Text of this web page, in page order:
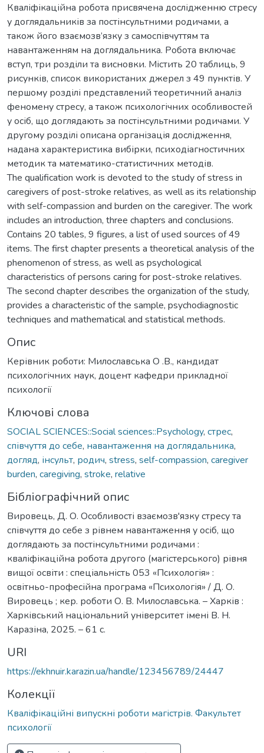
Кваліфікаційна робота присвячена дослідженню стресу
у доглядальників за постінсультними родичами, а
також його взаємозв’язку з самоспівчуттям та
навантаженням на доглядальника. Робота включає
вступ, три розділи та висновки. Містить 20 таблиць, 9
рисунків, список використаних джерел з 49 пунктів. У
першому розділі представлений теоретичний аналіз
феномену стресу, а також психологічних особливостей
у осіб, що доглядають за постінсультними родичами. У
другому розділі описана організація дослідження,
надана характеристика вибірки, психодіагностичних
методик та математико-статистичних методів.
The qualification work is devoted to the study of stress in
caregivers of post-stroke relatives, as well as its relationship
with self-compassion and burden on the caregiver. The work
includes an introduction, three chapters and conclusions.
Contains 20 tables, 9 figures, a list of used sources of 49
items. The first chapter presents a theoretical analysis of the
phenomenon of stress, as well as psychological
characteristics of persons caring for post-stroke relatives.
The second chapter describes the organization of the study,
provides a characteristic of the sample, psychodiagnostic
techniques and mathematical and statistical methods.
Опис
Керівник роботи: Милославська О .В., кандидат
психологічних наук, доцент кафедри прикладної
психології
Ключові слова
SOCIAL SCIENCES::Social sciences::Psychology, стрес,
співчуття до себе, навантаження на доглядальника,
догляд, інсульт, родич, stress, self-compassion, caregiver
burden, caregiving, stroke, relative
Бібліографічний опис
Вировець, Д. О. Особливості взаємозв'язку стресу та
співчуття до себе з рівнем навантаження у осіб, що
доглядають за постінсультними родичами :
кваліфікаційна робота другого (магістерського) рівня
вищої освіти : спеціальність 053 «Психологія» :
освітньо-професійна програма «Психологія» / Д. О.
Вировець ; кер. роботи О. В. Милославська. – Харків :
Харківський національний університет імені В. Н.
Каразіна, 2025. – 61 с.
URI
https://ekhnuir.karazin.ua/handle/123456789/24447
Колекції
Кваліфікаційні випускні роботи магістрів. Факультет
психології